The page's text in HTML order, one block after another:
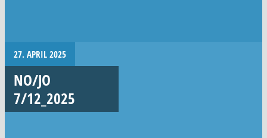
27. APRIL 2025
NO/JO
7/12_2025